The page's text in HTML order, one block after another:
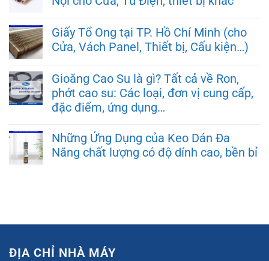
Giấy Tổ Ong tại TP. Hồ Chí Minh (cho
Cửa, Vách Panel, Thiết bị, Cấu kiện…)
Gioăng Cao Su là gì? Tất cả về Ron,
phớt cao su: Các loại, đơn vị cung cấp,
đặc điểm, ứng dụng…
Những Ứng Dụng của Keo Dán Đa
Năng chất lượng có độ dính cao, bền bỉ
ĐỊA CHỈ NHÀ MÁY